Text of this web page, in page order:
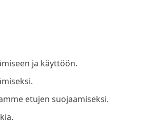
ja käyttöön.
etujen suojaamiseksi.